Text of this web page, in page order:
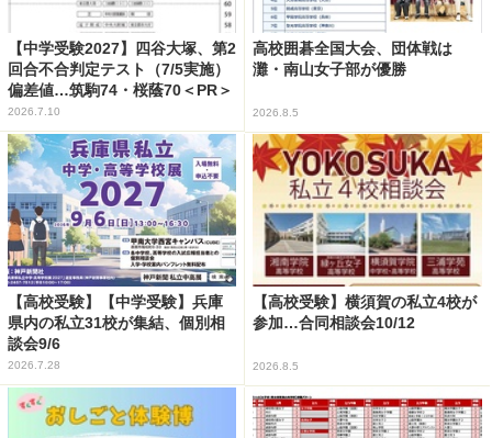
【中学受験2027】四谷大塚、第2
回合不合判定テスト（7/5実施）
偏差値…筑駒74・桜蔭70＜PR＞
2026.7.10
高校囲碁全国大会、団体戦は
灘・南山女子部が優勝
2026.8.5
【高校受験】【中学受験】兵庫
県内の私立31校が集結、個別相
談会9/6
2026.7.28
【高校受験】横須賀の私立4校が
参加…合同相談会10/12
2026.8.5